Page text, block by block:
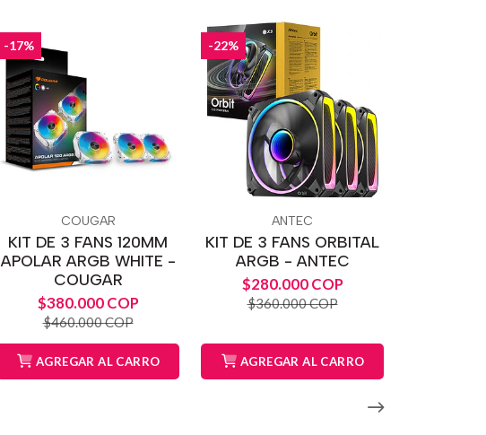
-17%
COUGAR
KIT DE 3 FANS 120MM
APOLAR ARGB WHITE -
COUGAR
$380.000 COP
$460.000 COP
AGREGAR AL CARRO
-22%
ANTEC
KIT DE 3 FANS ORBITAL
ARGB - ANTEC
$280.000 COP
$360.000 COP
AGREGAR AL CARRO